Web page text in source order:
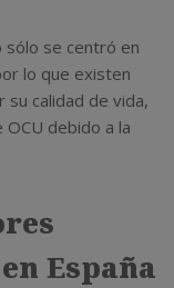
se centró en
lo que existen
calidad de vida,
debido a la
España